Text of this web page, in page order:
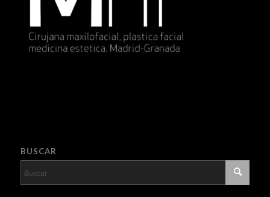
BUSCAR